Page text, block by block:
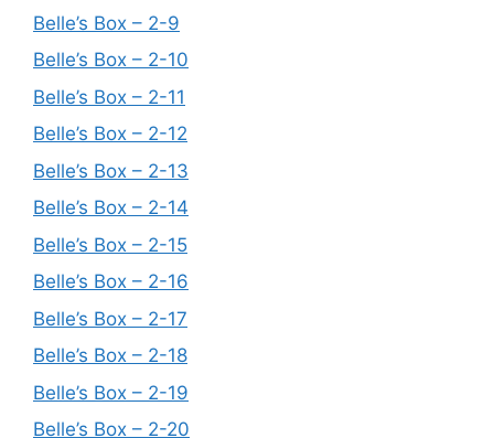
Belle’s Box – 2-9
Belle’s Box – 2-10
Belle’s Box – 2-11
Belle’s Box – 2-12
Belle’s Box – 2-13
Belle’s Box – 2-14
Belle’s Box – 2-15
Belle’s Box – 2-16
Belle’s Box – 2-17
Belle’s Box – 2-18
Belle’s Box – 2-19
Belle’s Box – 2-20